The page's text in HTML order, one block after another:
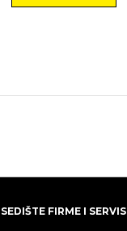
SEDIŠTE FIRME I SERVIS